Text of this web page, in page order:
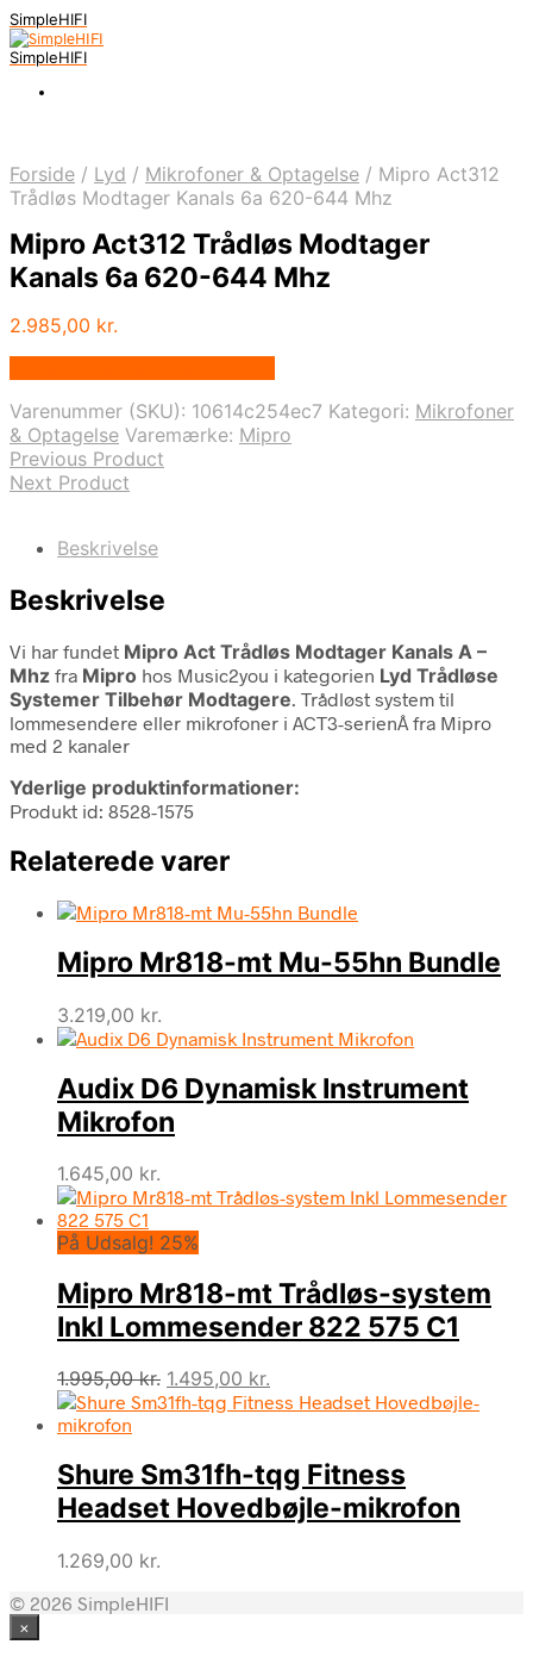
SimpleHIFI
SimpleHIFI
Forside / Lyd / Mikrofoner & Optagelse / Mipro Act312
Trådløs Modtager Kanals 6a 620-644 Mhz
Mipro Act312 Trådløs Modtager
Kanals 6a 620-644 Mhz
2.985,00 kr.
Varenummer (SKU): 10614c254ec7 Kategori: Mikrofoner
& Optagelse Varemærke: Mipro
Previous Product
Next Product
Beskrivelse
Beskrivelse
Vi har fundet Mipro Act Trådløs Modtager Kanals A –
Mhz fra Mipro hos Music2you i kategorien Lyd Trådløse
Systemer Tilbehør Modtagere. Trådløst system til
lommesendere eller mikrofoner i ACT3-serienÂ fra Mipro
med 2 kanaler
Yderlige produktinformationer:
Produkt id: 8528-1575
Relaterede varer
Mipro Mr818-mt Mu-55hn Bundle
3.219,00 kr.
Audix D6 Dynamisk Instrument
Mikrofon
1.645,00 kr.
På Udsalg! 25%
Mipro Mr818-mt Trådløs-system
Inkl Lommesender 822 575 C1
1.995,00kr. Den
oprindelige
1.995,00 kr..
1.495,00 kr.
aktuelle
1.495,00 kr..
Shure Sm31fh-tqg Fitness
Headset Hovedbøjle-mikrofon
1.269,00 kr.
© 2026 SimpleHIFI
×